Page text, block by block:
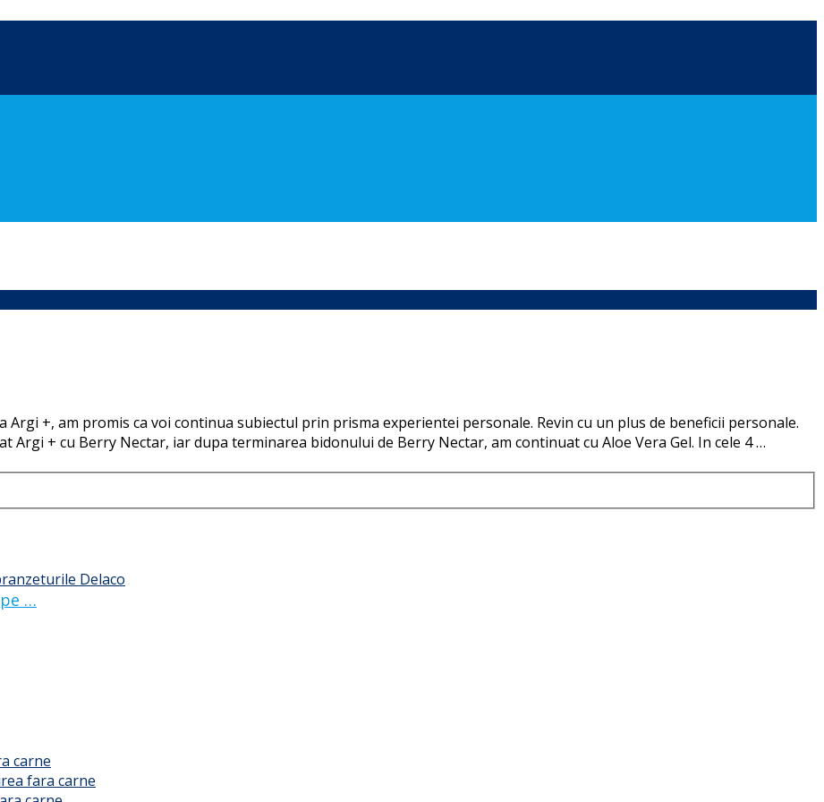
+, am promis ca voi continua subiectul prin prisma experientei personale. Revin cu un plus de beneficii personale.
Argi + cu Berry Nectar, iar dupa terminarea bidonului de Berry Nectar, am continuat cu Aloe Vera Gel. In cele 4 …
…
carne
fara carne